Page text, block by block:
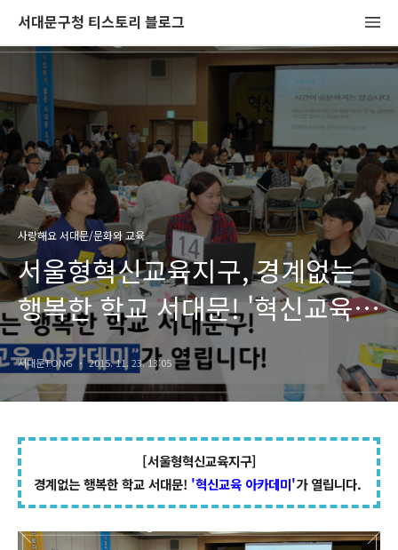
서대문구청 티스토리 블로그
사랑해요 서대문/문화와 교육
서울형혁신교육지구, 경계없는
행복한 학교 서대문! '혁신교육
아카데미'가 열립니다.
서대문TONG 2015. 11. 23. 13:05
[서울형혁신교육지구]
경계없는 행복한 학교 서대문! '혁신교육 아카데미'가 열립니다.